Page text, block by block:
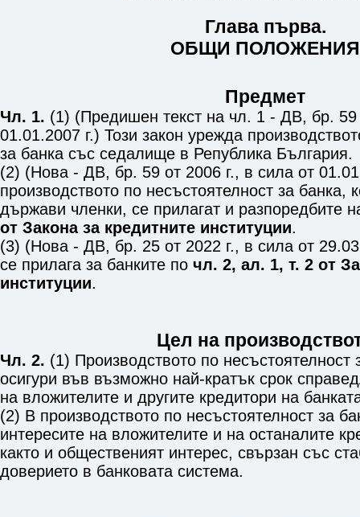
Глава първа.
ОБЩИ ПОЛОЖЕНИЯ
Предмет
Чл. 1. (1) (Предишен текст на чл. 1 - ДВ, бр. 59
01.01.2007 г.) Този закон урежда
за банка със седалище в Република България.
(2) (Нова - ДВ, бр. 59 от 2006 г., в сила от
производството по несъстоятелност за банка,
държави членки, се прилагат и разпоредбите
от Закона за кредитните институции.
(3) (Нова - ДВ, бр. 25 от 2022 г., в сила от
се прилага за банките по чл. 2, ал. 1, т. 2 от
институции.
Цел на
Чл. 2. (1) Производството по
осигури във възможно най-кратък срок
на вложителите и другите кредитори на
(2) В производството по несъстоятелност за
интересите на вложителите и на останалите
както и общественият интерес, свързан със
доверието в банковата система.